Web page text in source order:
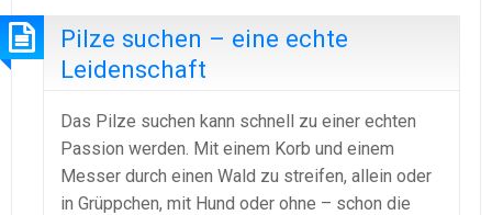
Pilze suchen – eine echte
Leidenschaft
Das Pilze suchen kann schnell zu einer echten
Passion werden. Mit einem Korb und einem
Messer durch einen Wald zu streifen, allein oder
in Grüppchen, mit Hund oder ohne – schon die